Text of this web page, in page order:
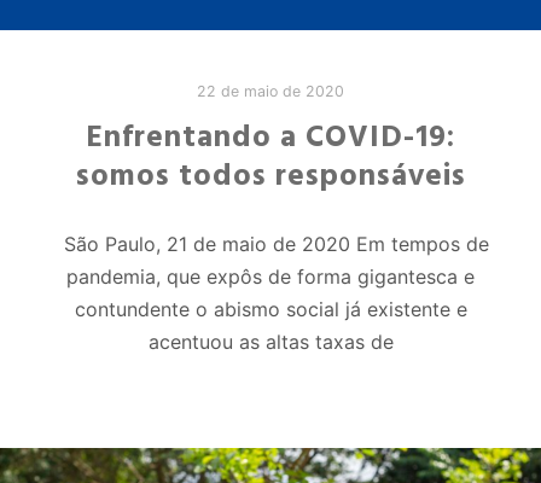
22 de maio de 2020
Enfrentando a COVID-19:
somos todos responsáveis
São Paulo, 21 de maio de 2020 Em tempos de
pandemia, que expôs de forma gigantesca e
contundente o abismo social já existente e
acentuou as altas taxas de